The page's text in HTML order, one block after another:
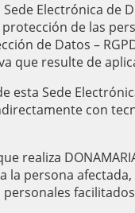
Electrónica de
de las
de Datos –
que resulte de
Sede
con
realiza
persona